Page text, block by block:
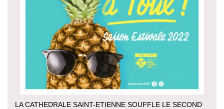
LA CATHEDRALE SAINT-ETIENNE SOUFFLE LE SECOND